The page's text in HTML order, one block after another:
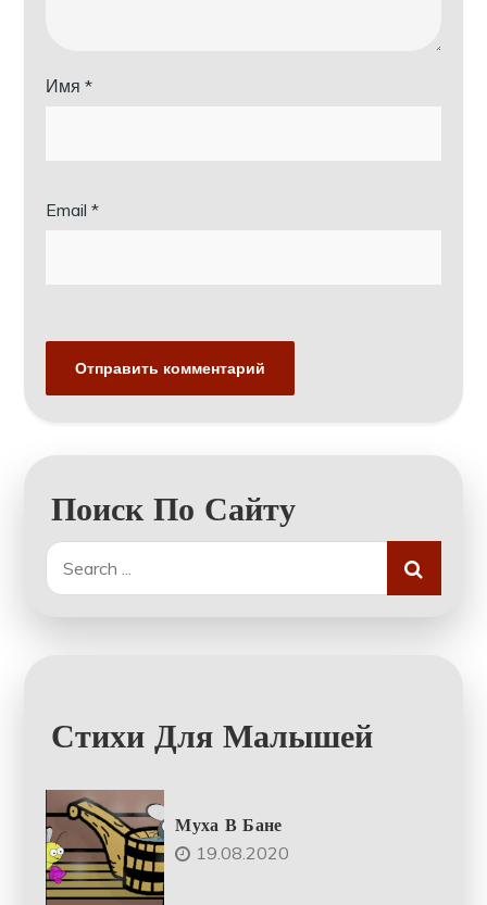
Имя*
Email*
Поиск По Сайту
Search
for:
Стихи Для Малышей
Муха В Бане
19.08.2020